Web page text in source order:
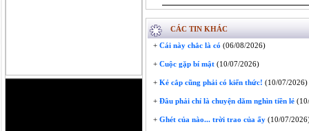
CÁC TIN KHÁC
+ Cái này chắc là có (06/08/2026)
+ Cuộc gặp bí mật (10/07/2026)
+ Kẻ cắp cũng phải có kiến thức! (10/07/2026)
+ Đâu phải chỉ là chuyện dăm nghìn tiền lẻ
+ Ghét của nào... trời trao của ấy (10/07/